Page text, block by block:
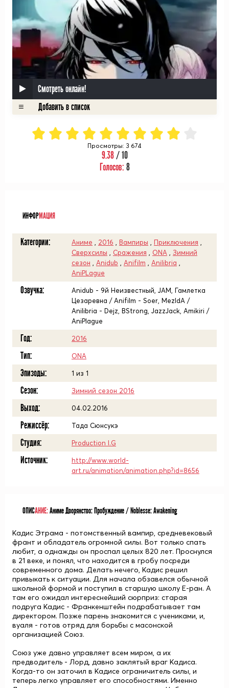
Смотреть онлайн!
Просмотры: 3 674
9.38/ 10
Голосов: 8
ИНФОРМАЦИЯ
Категории: Аниме 2016 Вампиры Приключения
Сверхсилы
Сражения ONA
Зимний
сезон
Anidub Anifilm Anilibria
AniPLague
Озвучка:
Anidub - 9й Неизвестный, JAM, Гамлетка
Цезаревна / Anifilm - Soer, MezIdA /
Anilibria - Dejz, BStrong, JazzJack, Amikiri /
AniPlague
Год: 2016
Тип: ONA
Эпизоды: 1 из 1
Сезон: Зимний сезон 2016
Выход: 04.02.2016
Режиссёр: Тада Сюнсукэ
Студия: Production I.G
Источник:
http://www.world-
art.ru/animation/animation.php?id=8656
ОПИСАНИЕ:Аниме Дворянство: Пробуждение / Noblesse: Awakening
Кадис Этрама - потомственный вампир, средневековый
франт и обладатель огромной силы. Вот только спать
любит, а однажды он проспал целых 820 лет. Проснулся
в 21 веке, и понял, что находится в гробу посреди
современного дома. Делать нечего, Кадис решил
привыкать к ситуации. Для начала обзавелся обычной
школьной формой и поступил в старшую школу Е-ран. А
там его ожидал интереснейший сюрприз: старая
подруга Кадис - Франкенштейн подрабатывает там
директором. Позже парень знакомится с учениками, и,
вуаля - готов отряд для борьбы с масонской
организацией Союз.
Союз уже давно управляет всем миром, а их
предводитель - Лорд, давно заклятый враг Кадиса.
Когда-то он заточил в Кадисе ограничитель силы, и
теперь легко управляет его способностями. Именно